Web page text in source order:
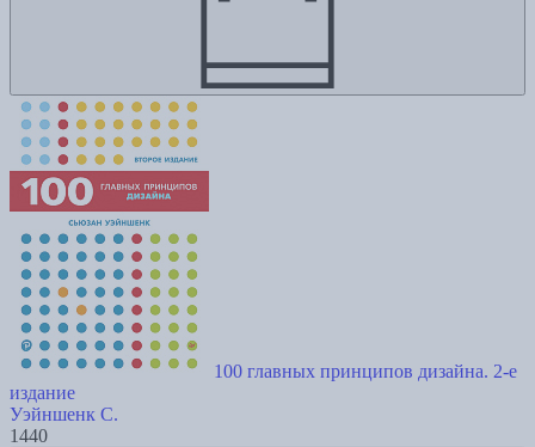
100 главных принципов дизайна. 2-е
издание
Уэйншенк С.
1440